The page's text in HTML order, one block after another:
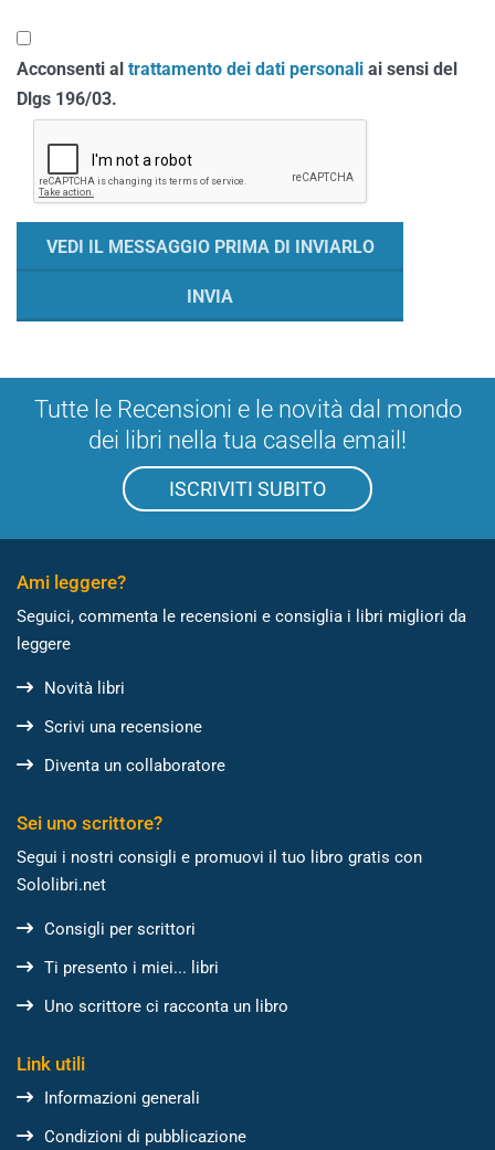
Acconsenti al trattamento dei dati personali ai sensi del
Dlgs 196/03.
Tutte le Recensioni e le novità dal mondo
dei libri nella tua casella email!
ISCRIVITI SUBITO
Ami leggere?
Seguici, commenta le recensioni e consiglia i libri migliori da
leggere
Novità libri
Scrivi una recensione
Diventa un collaboratore
Sei uno scrittore?
Segui i nostri consigli e promuovi il tuo libro gratis con
Sololibri.net
Consigli per scrittori
Ti presento i miei... libri
Uno scrittore ci racconta un libro
Link utili
Informazioni generali
Condizioni di pubblicazione